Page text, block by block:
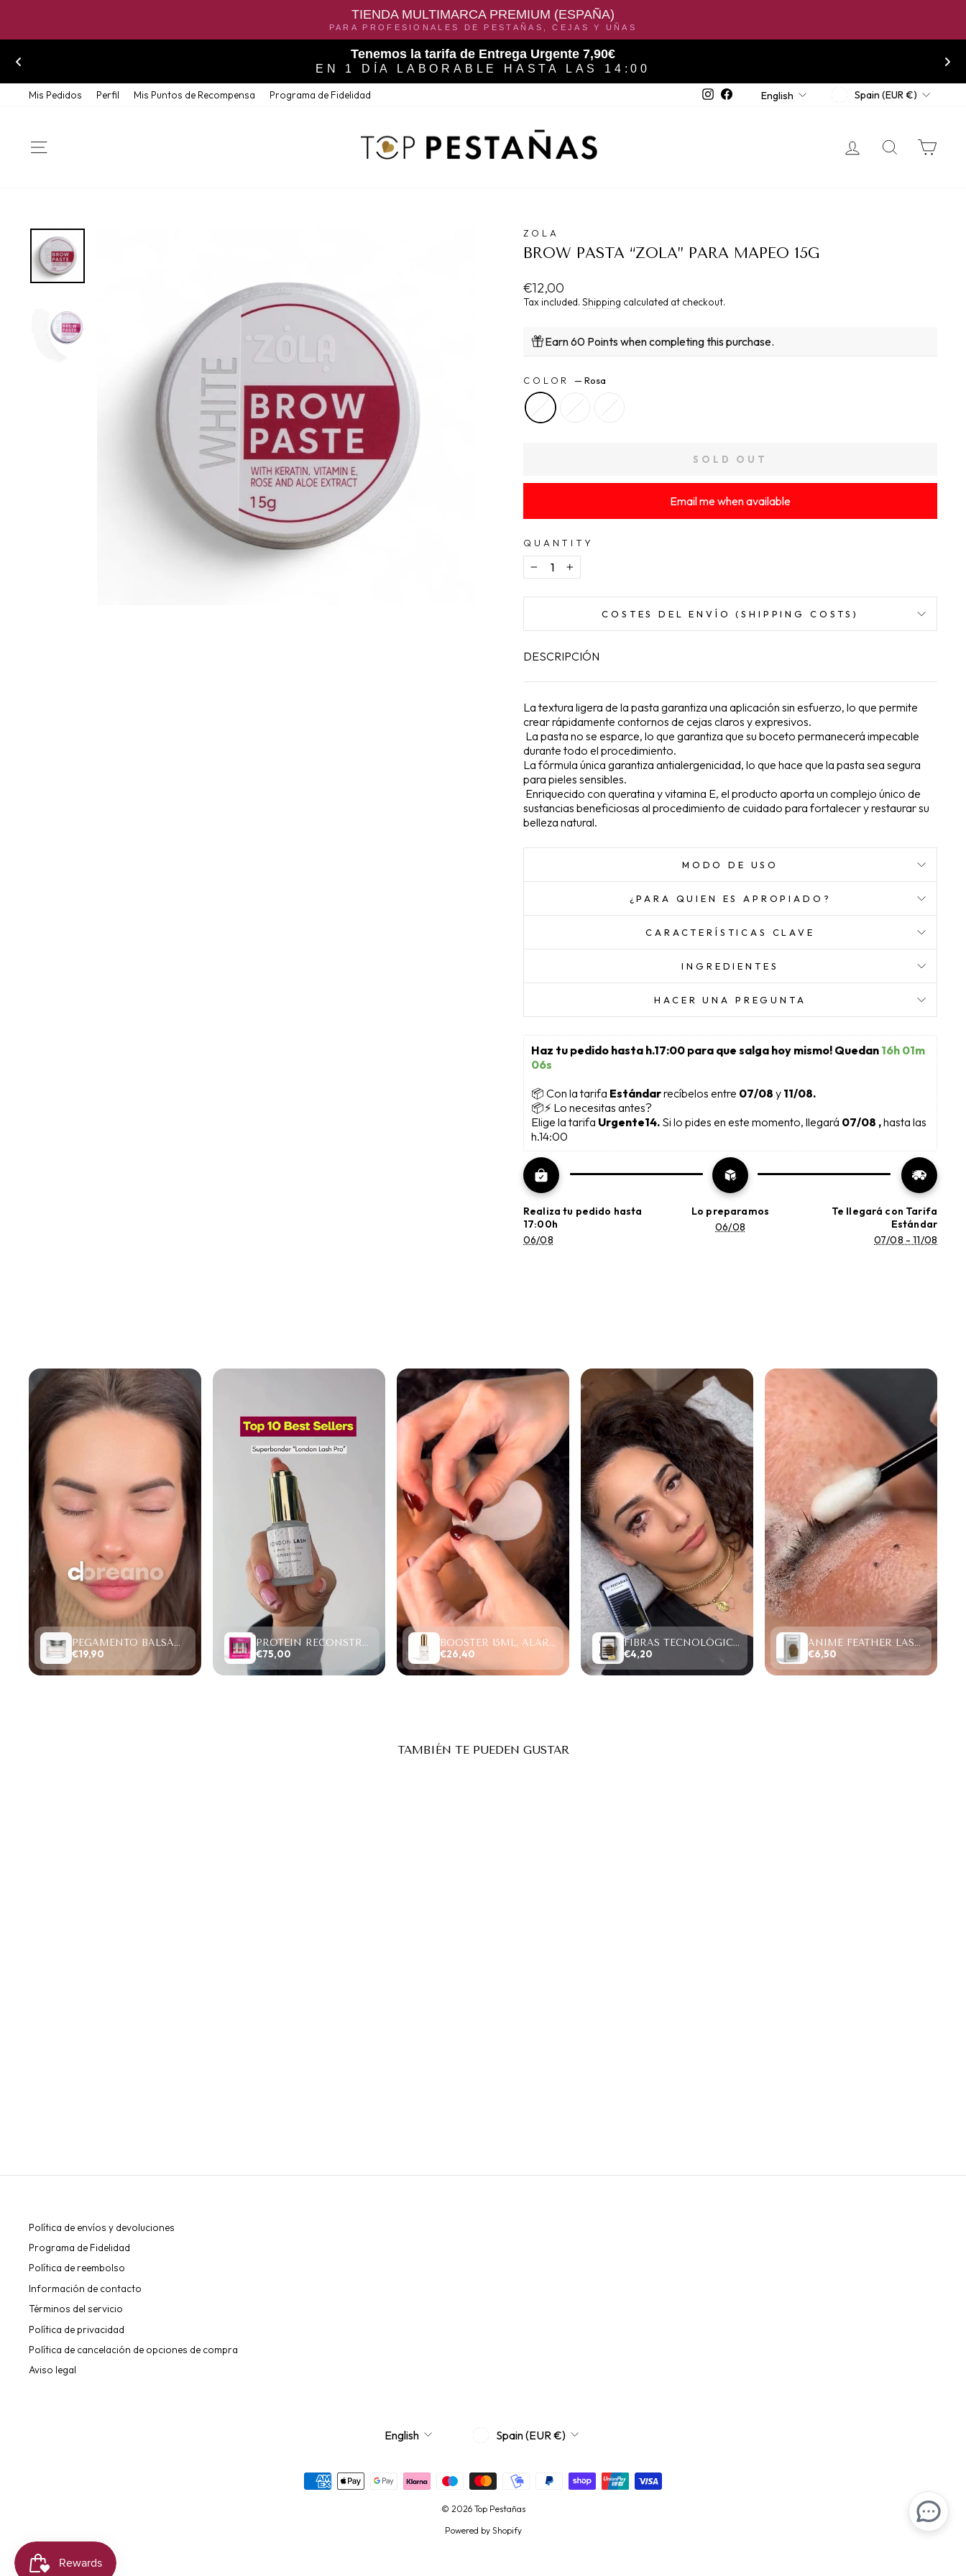
TIENDA MULTIMARCA PREMIUM (ESPAÑA)
PARA PROFESIONALES DE PESTAÑAS, CEJAS Y UÑAS
Tenemos la tarifa de Entrega Urgente 7,90€
EN 1 DÍA LABORABLE HASTA LAS 14:00
Mis Pedidos Perfil Mis Puntos de Recompensa Programa de Fidelidad InstagramFacebookLANGUAGE
English CURRENCY
Spain (EUR €)
LOG INSEARCH
ZOLA
BROW PASTA “ZOLA” PARA MAPEO 15G
Regular
price
€12,00
Tax included. Shipping calculated at checkout.
Earn 60 Points when completing this purchase.
COLOR—Rosa
SOLD OUT
Email me when available
QUANTITY
− +
COSTES DEL ENVÍO (SHIPPING COSTS)
DESCRIPCIÓN
La textura ligera de la pasta garantiza una aplicación sin esfuerzo, lo que permite
crear rápidamente contornos de cejas claros y expresivos.
La pasta no se esparce, lo que garantiza que su boceto permanecerá impecable
durante todo el procedimiento.
La fórmula única garantiza antialergenicidad, lo que hace que la pasta sea segura
para pieles sensibles.
Enriquecido con queratina y vitamina E, el producto aporta un complejo único de
sustancias beneficiosas al procedimiento de cuidado para fortalecer y restaurar su
belleza natural.
MODO DE USO
¿PARA QUIEN ES APROPIADO?
CARACTERÍSTICAS CLAVE
INGREDIENTES
HACER UNA PREGUNTA
Haz tu pedido hasta h.17:00 para que salga hoy mismo! Quedan 16h 01m
05s
📦 Con la tarifa Estándar recíbelos entre 07/08 y 11/08.
📦⚡ Lo necesitas antes?
Elige la tarifa Urgente14. Si lo pides en este momento, llegará 07/08 , hasta las
h.14:00
Realiza tu pedido hasta
17:00h
06/08
Lo preparamos
06/08
Te llegará con Tarifa
Estándar
07/08 - 11/08
PEGAMENTO BALSÁMICO CLEAR LASH 15ML
€19,90 €75,00
BOOSTER 15ML, ALARGA RETENCIÓN/ACELERA SECADO.
€26,40
FIBRAS TECNOLÓGICAS “TOP PESTAÑAS” W LASHES 4D,SAMPLE SIZE (4 FILAS)
€4,20
ANIME FEATHER LASHES PREMADE FANS (12 FILAS).
€6,50
TAMBIÉN TE PUEDEN GUSTAR
Política de envíos y devoluciones
Programa de Fidelidad
Política de reembolso
Información de contacto
Términos del servicio
Política de privacidad
Política de cancelación de opciones de compra
Aviso legal
LANGUAGE
English CURRENCY
Spain (EUR €)
© 2026 Top Pestañas
Powered by Shopify